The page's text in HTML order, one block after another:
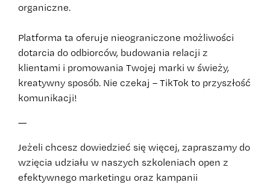
organiczne.
Platforma ta oferuje nieograniczone możliwości
dotarcia do odbiorców, budowania relacji z
klientami i promowania Twojej marki w świeży,
kreatywny sposób. Nie czekaj – TikTok to przyszłość
komunikacji!
—
Jeżeli chcesz dowiedzieć się więcej, zapraszamy do
wzięcia udziału w naszych szkoleniach open z
efektywnego marketingu oraz kampanii